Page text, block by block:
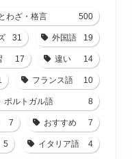
わざ・格言 500
31 外国語 19
17 違い 14
フランス語 10
ポルトガル語 8
7 おすすめ 7
5 イタリア語 4